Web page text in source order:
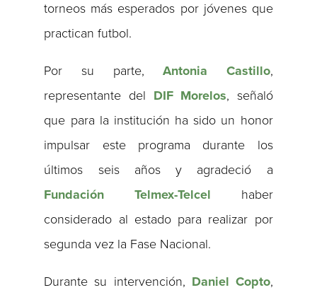
torneos más esperados por jóvenes que
practican futbol.
Por su parte,Antonia Castillo,
representante del DIF Morelos, señaló
que para la institución ha sido un honor
impulsar este programa durante los
últimos seis años y agradeció a
Fundación Telmex-Telcel haber
considerado al estado para realizar por
segunda vez la Fase Nacional.
Durante su intervención, Daniel Copto,